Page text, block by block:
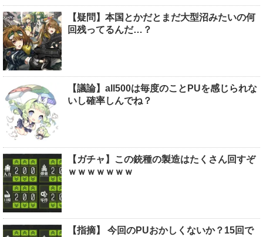
【疑問】本国とかだとまだ大型沼みたいの何
回残ってるんだ…？
【議論】all500は毎度のことPUを感じられな
いし確率しんでね？
【ガチャ】この銃種の製造はたくさん回すぞ
ｗｗｗｗｗｗｗ
【指摘】 今回のPUおかしくないか？15回で